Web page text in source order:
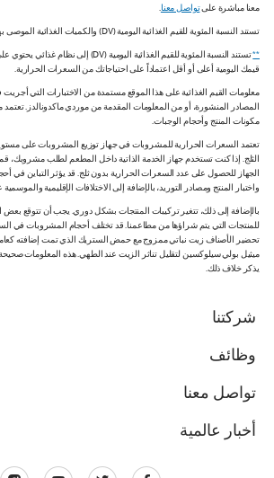
معنا مباشرة علىتواصل معنا.
تستند النسبة المئوية للقيم الغذائية اليومية (DV) والكميات الغذائية الموصى بها RDIs إلى القيم غير المقيدة.
**
قيمك اليومية أعلى أو أقل اعتماداً على احتياجاتك من السعرات الحرارية.
معلومات القيم الغذائية على هذا الموقع مستمدة من الاختبارات التي أجريت
المصادر المنشورة، أو من المعلومات المقدمة من موردي ماكدونالدز. تعتمد
مكونات المنتج وأحجام الوجبات.
تعتمد السعرات الحرارية للمشروبات في جهاز توزيع المشروبات على
الثلج. إذا كنت تستخدم جهاز الخدمة الذاتية داخل المطعم لطلب مشروبك،
الجهاز للحصول على عدد السعرات الحرارية بدون ثلج. قد يؤثر التباين في
واختبار المنتج ومصادر التوريد، بالإضافة إلى الاختلافات الإقليمية
بالإضافة إلى ذلك، تتغير تركيبات المنتجات بشكل دوري. يجب أن تتوقع بعض
للمنتجات التي يتم شراؤها من مطاعمنا. قد تختلف أحجام المشروبات في
تحضير الأصناف زيت نباتي ممزوج مع حمض الستريك الذي تمت إضافته
يذكر خلاف ذلك.
شركتنا
وظائف
تواصل معنا
أخبار عالمية